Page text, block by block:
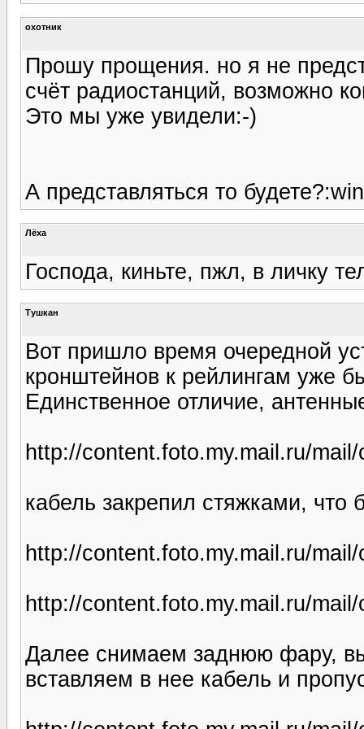
охотник
Прошу прощения. но я не
счёт радиостанций, возможно
Это мы уже увидели:-)
А представляться то
Лёха
Господа, киньте, пжл, в личку
Tушкан
Вот пришло время очередной
кронштейнов к рейлингам уже
Единственное отличие,
http://content.foto.my.mail.ru/
кабель закрепил стяжками, что
http://content.foto.my.mail.ru/
http://content.foto.my.mail.ru/
Далее снимаем заднюю фару,
вставляем в нее кабель и